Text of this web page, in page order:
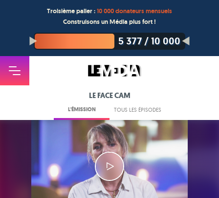
Troisième palier :10 000 donateurs mensuels
Construisons un Média plus fort !
5 377/10 000
LE FACE CAM
L'ÉMISSION TOUS LES ÉPISODES